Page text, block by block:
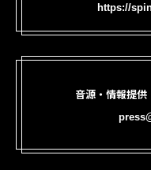
https://
音源・情報提供